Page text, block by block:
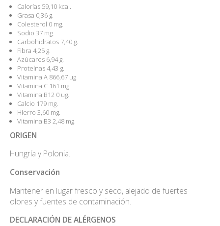
Calorías 59,10 kcal.
Grasa 0,36 g.
Colesterol 0 mg.
Sodio 37 mg.
Carbohidratos 7,40 g.
Fibra 4,25 g.
Azúcares 6,94 g.
Proteínas 4,43 g.
Vitamina A 866,67 ug.
Vitamina C 161 mg.
Vitamina B12 0 ug.
Calcio 179 mg.
Hierro 3,60 mg.
Vitamina B3 2,48 mg.
ORIGEN
Hungría y Polonia.
Conservación
Mantener en lugar fresco y seco, alejado de fuertes
olores y fuentes de contaminación.
DECLARACIÓN DE ALÉRGENOS